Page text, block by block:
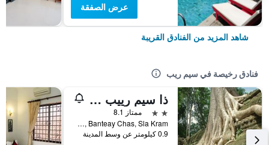
عرض الصفقة
شاهد المزيد من الفنادق القريبة
فنادق رخيصة في سيم ريب
ذا سيم رييب تشيلد باكباكرز
2 نجمتين
ممتاز 8.1
Wat Bo Rd, Banteay Chas, Sla Kram, سيم ريب, كمبوديا
0.9 كيلومتر عن وسط المدينة